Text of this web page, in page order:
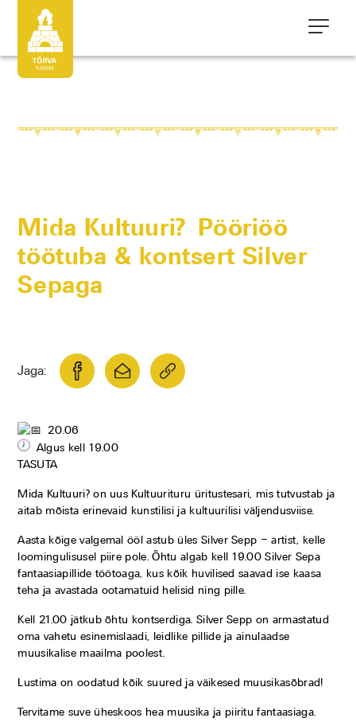
Mida Kultuuri? Pööriöö
töötuba & kontsert Silver
Sepaga
Jaga:
20.06
Algus kell 19.00
TASUTA
Mida Kultuuri? on uus Kultuurituru üritustesari, mis tutvustab ja
aitab mõista erinevaid kunstilisi ja kultuurilisi väljendusviise.
Aasta kõige valgemal ööl astub üles Silver Sepp – artist, kelle
loomingulisusel piire pole. Õhtu algab kell 19.00 Silver Sepa
fantaasiapillide töötoaga, kus kõik huvilised saavad ise kaasa
teha ja avastada ootamatuid helisid ning pille.
Kell 21.00 jätkub õhtu kontserdiga. Silver Sepp on armastatud
oma vahetu esinemislaadi, leidlike pillide ja ainulaadse
muusikalise maailma poolest.
Lustima on oodatud kõik suured ja väikesed muusikasõbrad!
Tervitame suve üheskoos hea muusika ja piiritu fantaasiaga.